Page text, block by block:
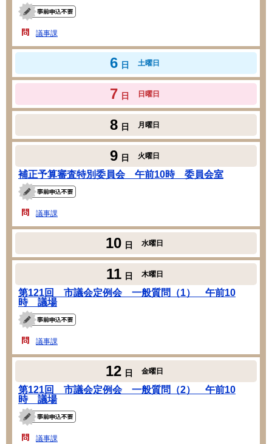
議事課
6 日 土曜日
7 日 日曜日
8 日 月曜日
9 日 火曜日
補正予算審査特別委員会 午前10時 委員会室
議事課
10 日 水曜日
11 日 木曜日
第121回 市議会定例会 一般質問（1） 午前10
時 議場
議事課
12 日 金曜日
第121回 市議会定例会 一般質問（2） 午前10
時 議場
議事課